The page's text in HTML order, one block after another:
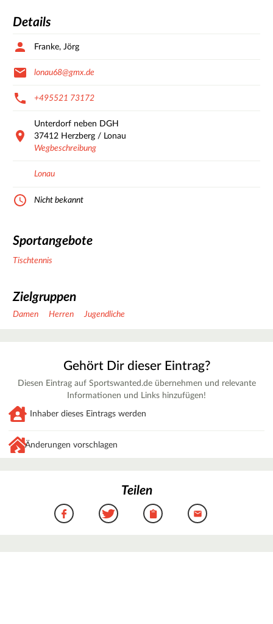
Details
Franke, Jörg
lonau68@gmx.de
+495521 73172
Unterdorf neben DGH
37412 Herzberg / Lonau
Wegbeschreibung
Lonau
Nicht bekannt
Sportangebote
Tischtennis
Zielgruppen
Damen Herren Jugendliche
Gehört Dir dieser Eintrag?
Diesen Eintrag auf Sportswanted.de übernehmen und relevante
Informationen und Links hinzufügen!
Inhaber dieses Eintrags werden
Änderungen vorschlagen
Teilen